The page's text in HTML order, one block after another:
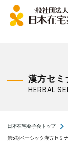
漢方セミ
HERBAL
日本在宅薬学会トップnavigate_next
第5期ベーシック漢方セミ